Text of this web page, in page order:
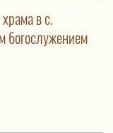
в с.
богослужением